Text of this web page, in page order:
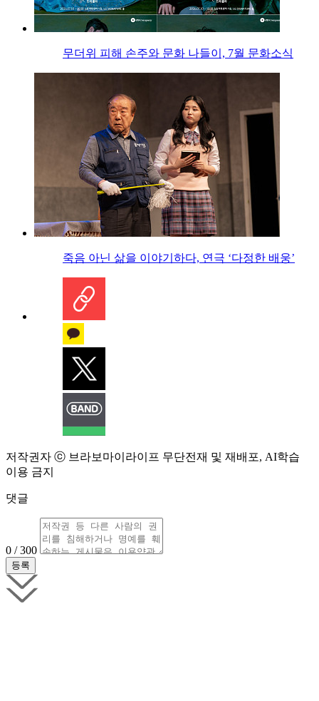
무더위 피해 손주와 문화 나들이, 7월 문화소식
죽음 아닌 삶을 이야기하다, 연극 ‘다정한 배웅’
저작권자 ⓒ 브라보마이라이프 무단전재 및 재배포, AI학습
이용 금지
댓글
0 / 300